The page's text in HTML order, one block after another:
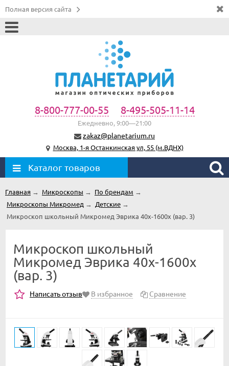
Полная версия сайта
8-800-777-00-55 8-495-505-11-14
Ежедневно, 9:00—21:00
zakaz@planetarium.ru
Москва, 1-я Останкинская ул, 55 (м.ВДНХ)
Каталог товаров
Главная → Микроскопы → По брендам →
Микроскопы Микромед → Детские →
Микроскоп школьный Микромед Эврика 40х-1600х (вар. 3)
Микроскоп школьный
Микромед Эврика 40х-1600х
(вар. 3)
Написать отзыв В избранное Сравнение